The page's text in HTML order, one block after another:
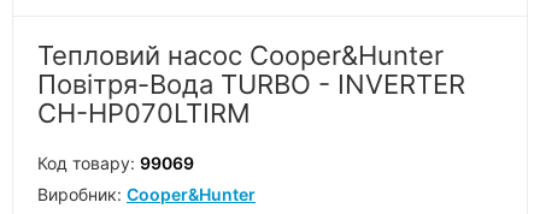
Тепловий насос Cooper&Hunter
Повітря-Вода TURBO - INVERTER
CH-HP070LTIRM
Код товару: 99069
Виробник: Cooper&Hunter